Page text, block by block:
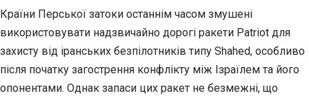
Країни Перської затоки останнім часом змушені
використовувати надзвичайно дорогі ракети Patriot для
захисту від іранських безпілотників типу Shahed, особливо
після початку загострення конфлікту між Ізраїлем та його
опонентами. Однак запаси цих ракет не безмежні, що